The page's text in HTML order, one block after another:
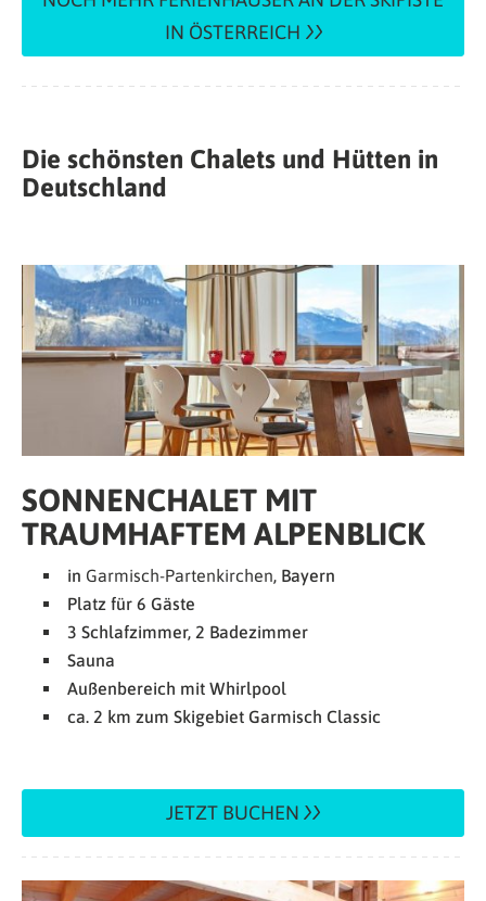
IN ÖSTERREICH
Die schönsten Chalets und Hütten in
Deutschland
SONNENCHALET MIT
TRAUMHAFTEM ALPENBLICK
in Garmisch-Partenkirchen, Bayern
Platz für 6 Gäste
3 Schlafzimmer, 2 Badezimmer
Sauna
Außenbereich mit Whirlpool
ca. 2 km zum Skigebiet Garmisch Classic
JETZT BUCHEN